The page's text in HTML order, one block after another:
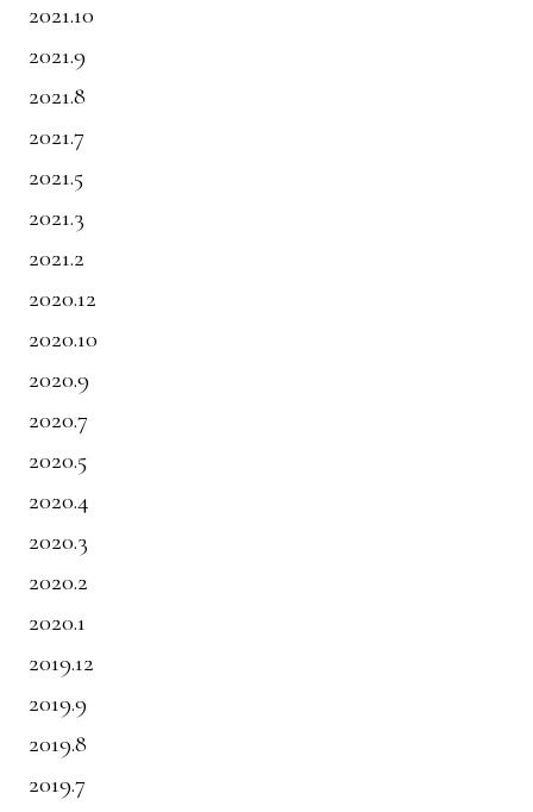
2021.10
2021.9
2021.8
2021.7
2021.5
2021.3
2021.2
2020.12
2020.10
2020.9
2020.7
2020.5
2020.4
2020.3
2020.2
2020.1
2019.12
2019.9
2019.8
2019.7